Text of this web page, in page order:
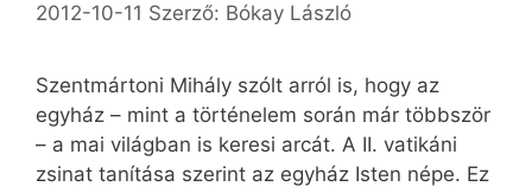
2012-10-11 Szerző: Bókay László
Szentmártoni Mihály szólt arról is, hogy az
egyház – mint a történelem során már többször
– a mai világban is keresi arcát. A II. vatikáni
zsinat tanítása szerint az egyház Isten népe. Ez